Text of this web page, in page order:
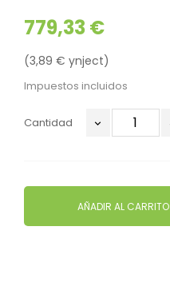
779,33 €
(3,89 € ynject)
Impuestos incluidos
Cantidad
AÑADIR AL CARRITO